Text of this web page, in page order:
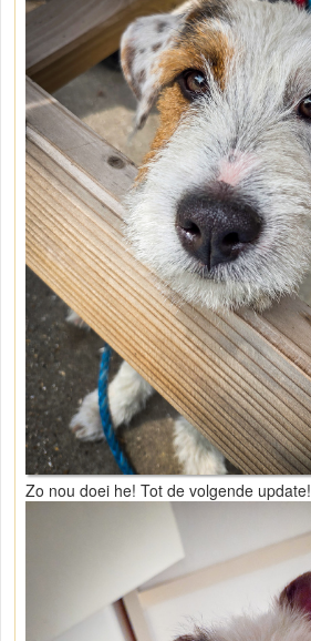
Zo nou doei he! Tot de volgende update!